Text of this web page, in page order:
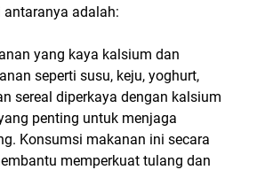
adalah:
yang kaya kalsium dan
seperti susu, keju, yoghurt,
sereal diperkaya dengan kalsium
penting untuk menjaga
Konsumsi makanan ini secara
memperkuat tulang dan